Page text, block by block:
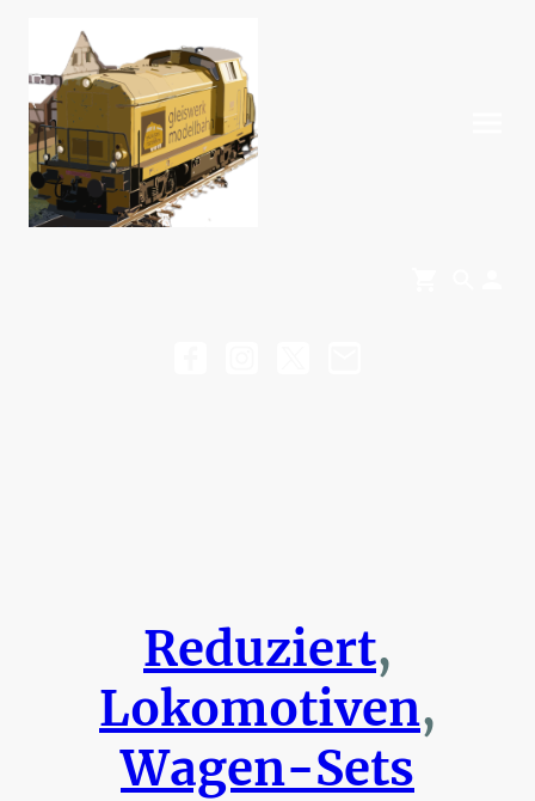
Reduziert,
Lokomotiven,
Wagen-Sets